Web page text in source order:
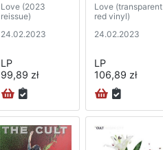
Love (2023
reissue)
24.02.2023
LP
99,89 zł
Love (transparent
red vinyl)
24.02.2023
LP
106,89 zł